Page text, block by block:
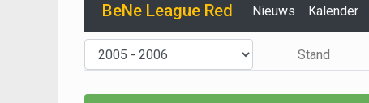
BeNe League Red Nieuws Kalender
Stand